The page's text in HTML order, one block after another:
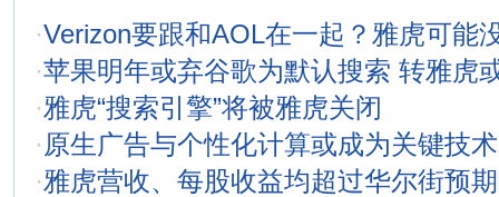
·Verizon要跟和AOL在一起？雅虎可能
·苹果明年或弃谷歌为默认搜索 转雅虎
·雅虎“搜索引擎”将被雅虎关闭
· 原生广告与个性化计算或成为关键技术
·雅虎营收、每股收益均超过华尔街预期